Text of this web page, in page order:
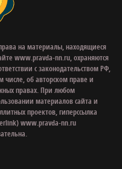
на материалы, находящиеся
www.pravda-nn.ru, охраняются
с законодательством РФ,
числе, об авторском праве и
правах. При любом
материалов сайта и
проектов, гиперссылка
www.pravda-nn.ru